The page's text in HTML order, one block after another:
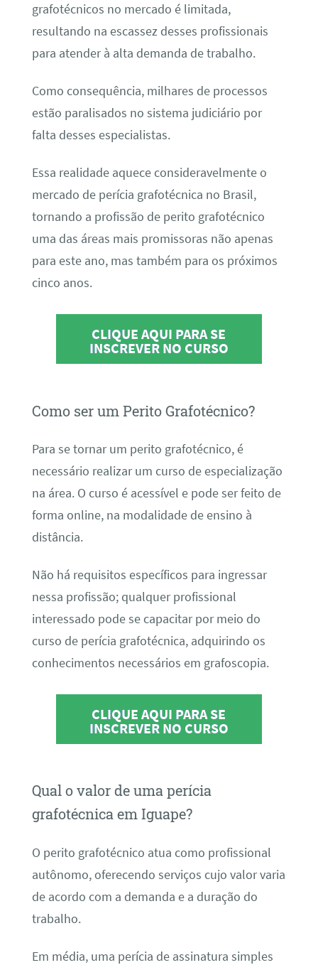
grafotécnicos no mercado é limitada,
resultando na escassez desses profissionais
para atender à alta demanda de trabalho.
Como consequência, milhares de processos
estão paralisados no sistema judiciário por
falta desses especialistas.
Essa realidade aquece consideravelmente o
mercado de perícia grafotécnica no Brasil,
tornando a profissão de perito grafotécnico
uma das áreas mais promissoras não apenas
para este ano, mas também para os próximos
cinco anos.
CLIQUE AQUI PARA SE
INSCREVER NO CURSO
Como ser um Perito Grafotécnico?
Para se tornar um perito grafotécnico, é
necessário realizar um curso de especialização
na área. O curso é acessível e pode ser feito de
forma online, na modalidade de ensino à
distância.
Não há requisitos específicos para ingressar
nessa profissão; qualquer profissional
interessado pode se capacitar por meio do
curso de perícia grafotécnica, adquirindo os
conhecimentos necessários em grafoscopia.
CLIQUE AQUI PARA SE
INSCREVER NO CURSO
Qual o valor de uma perícia
grafotécnica em Iguape?
O perito grafotécnico atua como profissional
autônomo, oferecendo serviços cujo valor varia
de acordo com a demanda e a duração do
trabalho.
Em média, uma perícia de assinatura simples